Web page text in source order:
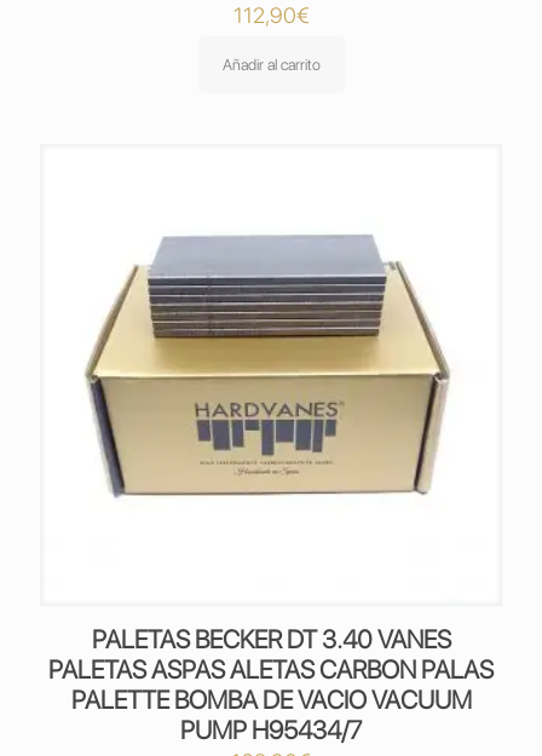
112,90€
Añadir al carrito
PALETAS BECKER DT 3.40 VANES
PALETAS ASPAS ALETAS CARBON PALAS
PALETTE BOMBA DE VACIO VACUUM
PUMP H95434/7